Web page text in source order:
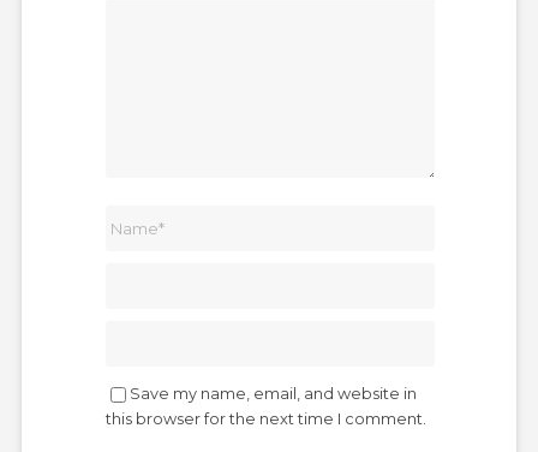
Save my name, email, and website in
this browser for the next time I comment.